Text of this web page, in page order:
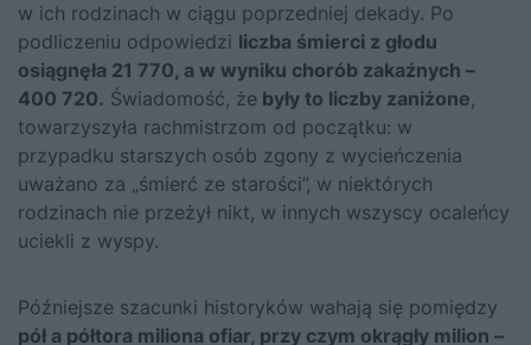
w ich rodzinach w ciągu poprzedniej dekady. Po
podliczeniu odpowiedzi liczba śmierci z głodu
osiągnęła 21 770, a w wyniku chorób zakaźnych –
400 720. Świadomość, że były to liczby zaniżone,
towarzyszyła rachmistrzom od początku: w
przypadku starszych osób zgony z wycieńczenia
uważano za „śmierć ze starości”, w niektórych
rodzinach nie przeżył nikt, w innych wszyscy ocaleńcy
uciekli z wyspy.
Późniejsze szacunki historyków wahają się pomiędzy
pół a półtora miliona ofiar, przy czym okrągły milion –